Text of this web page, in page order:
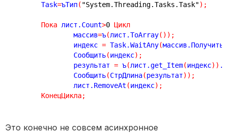
	Task
=ъТип( "System.Threading.Tasks.Task") ;
Пока лист.Count>0 Цикл
		массив
=ъ(лист.ToArray( ) ) ;
		индекс
= Task.WaitAny(
		Сообщить
(индекс) ;
		результат
= ъ(лист.get_Item(индекс) )
		Сообщить
(СтрДлина(результат) ) ;
		лист.RemoveAt
(индекс) ;
КонецЦикла;
Это конечно не совсем асинхронное